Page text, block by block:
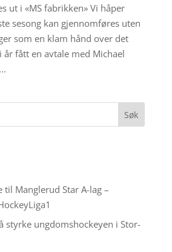
ut i «MS fabrikken» Vi håper
sesong kan gjennomføres uten
som en klam hånd over det
år fått en avtale med Michael
Manglerud Star A-lag –
styrke ungdomshockeyen i Stor-